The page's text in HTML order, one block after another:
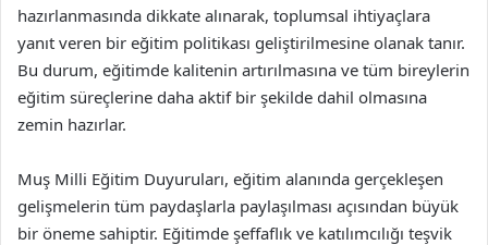
hazırlanmasında dikkate alınarak, toplumsal ihtiyaçlara
yanıt veren bir eğitim politikası geliştirilmesine olanak tanır.
Bu durum, eğitimde kalitenin artırılmasına ve tüm bireylerin
eğitim süreçlerine daha aktif bir şekilde dahil olmasına
zemin hazırlar.
Muş Milli Eğitim Duyuruları, eğitim alanında gerçekleşen
gelişmelerin tüm paydaşlarla paylaşılması açısından büyük
bir öneme sahiptir. Eğitimde şeffaflık ve katılımcılığı teşvik